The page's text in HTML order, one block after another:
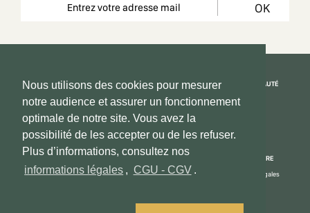
Nous utilisons des cookies pour mesurer
notre audience et assurer un fonctionnement
optimale de notre site. Vous avez la
possibilité de les accepter ou de les refuser.
Plus d’informations, consultez nos
informations légales , CGU - CGV .
OK
Copyright 2026 © www.hadeen-place.fr
Based on Kate&You MarketPlace’ solution
REJOIGNEZ LA COMMUNAUTÉ
ESPACE INFORMATIONS
Mon compte
PAIEMENT SÉCURISÉ
NOUS CONNAÎTRE
Informations Légales